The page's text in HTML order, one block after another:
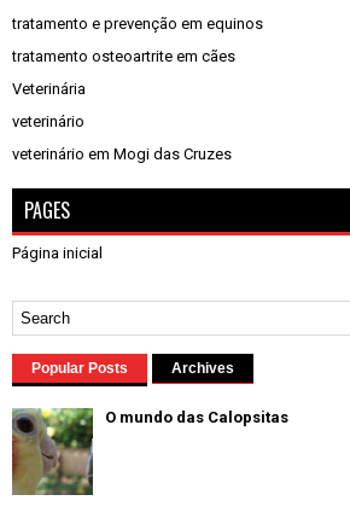
tratamento e prevenção em equinos
tratamento osteoartrite em cães
Veterinária
veterinário
veterinário em Mogi das Cruzes
PAGES
Página inicial
Popular Posts Archives
O mundo das Calopsitas